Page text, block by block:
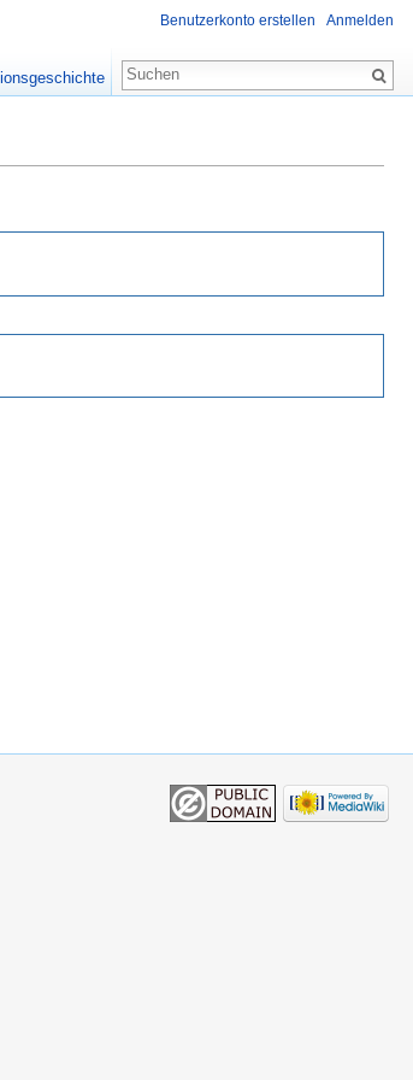
Benutzerkonto erstellen Anmelden